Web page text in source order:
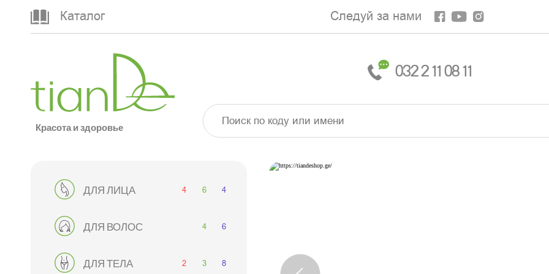
Каталог Следуй за нами
Красота и здоровье
032 2 11 08 11
ДЛЯ ЛИЦА 4 6 4
ДЛЯ ВОЛОС 4 6
ДЛЯ ТЕЛА 2 3 8